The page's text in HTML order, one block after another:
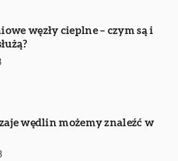
węzły cieplne – czym są i
wędlin możemy znaleźć w